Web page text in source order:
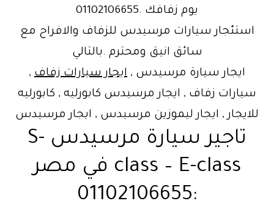
يوم زفافك .01102106655
استئجار سيارات مرسيدس للزفاف والافراح مع
سائق انيق ومحترم .بالتالي
ايجار سيارة مرسيدس , ايجار سيارات زفاف ,
سيارات زفاف , ايجار مرسيدس كابورليه , كابورليه
للايجار , ايجار ليموزين مرسيدس , ايجار مرسيدس
تاجير سيارة مرسيدس S-
class – E-class في مصر
:01102106655